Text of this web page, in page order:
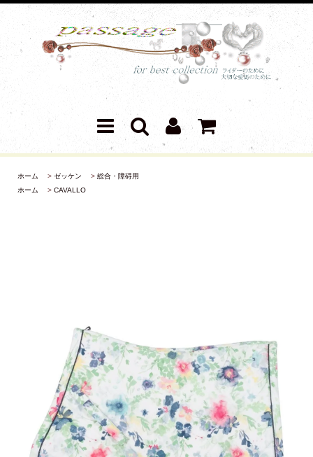
ホーム > ゼッケン > 総合・障碍用
ホーム
> CAVALLO